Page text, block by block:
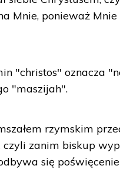
Mnie, ponieważ Mnie
"christos" oznacza
"maszijah".
rzymskim
czyli zanim biskup
się